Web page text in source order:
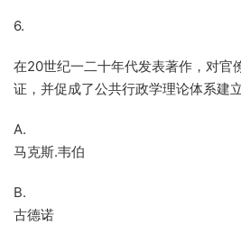
6.
在20世纪一二十年代发表著作，对官
证，并促成了公共行政学理论体系建
A.
马克斯.韦伯
B.
古德诺